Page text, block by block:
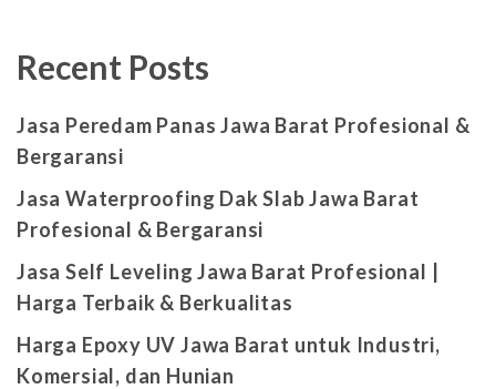
Recent Posts
Jasa Peredam Panas Jawa Barat Profesional &
Bergaransi
Jasa Waterproofing Dak Slab Jawa Barat
Profesional & Bergaransi
Jasa Self Leveling Jawa Barat Profesional |
Harga Terbaik & Berkualitas
Harga Epoxy UV Jawa Barat untuk Industri,
Komersial, dan Hunian